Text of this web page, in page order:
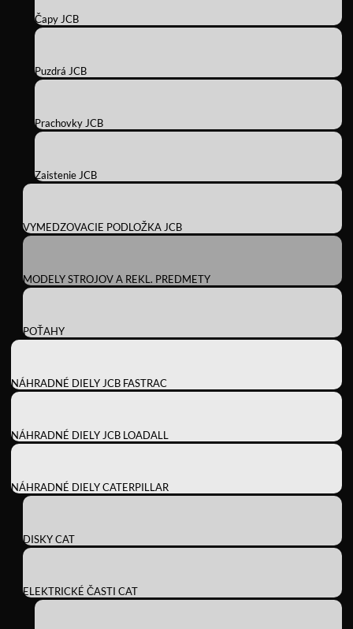
Čapy JCB
Puzdrá JCB
Prachovky JCB
Zaistenie JCB
VYMEDZOVACIE PODLOŽKA JCB
MODELY STROJOV A REKL. PREDMETY
POŤAHY
NÁHRADNÉ DIELY JCB FASTRAC
NÁHRADNÉ DIELY JCB LOADALL
NÁHRADNÉ DIELY CATERPILLAR
DISKY CAT
ELEKTRICKÉ ČASTI CAT